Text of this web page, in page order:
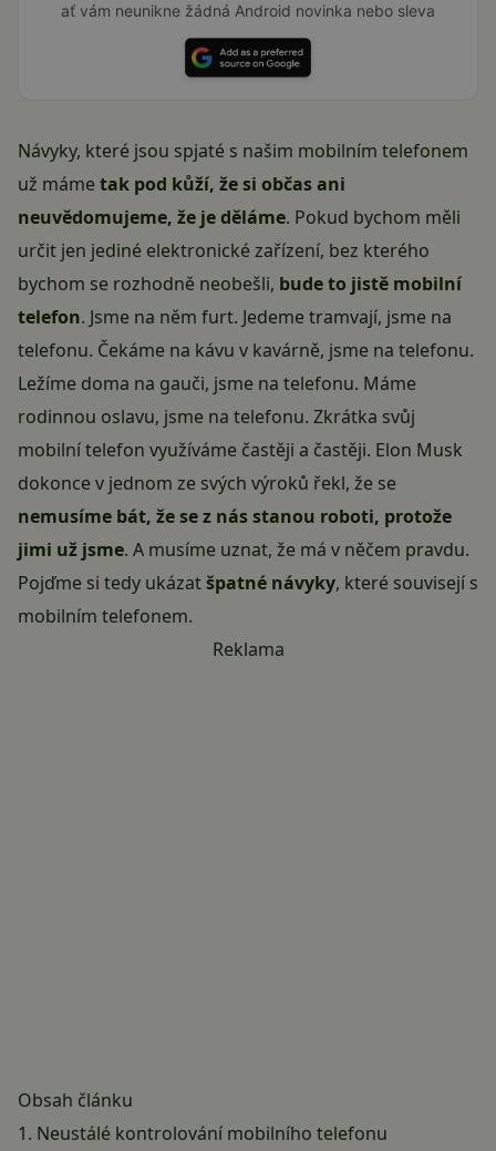
ať vám neunikne žádná Android novinka nebo sleva
Návyky, které jsou spjaté s našim mobilním telefonem
už mámetak pod kůží, že si občas ani
neuvědomujeme, že je děláme. Pokud bychom měli
určit jen jediné elektronické zařízení, bez kterého
bychom se rozhodně neobešli, bude to jistě mobilní
telefon. Jsme na něm furt. Jedeme tramvají, jsme na
telefonu. Čekáme na kávu v kavárně, jsme na telefonu.
Ležíme doma na gauči, jsme na telefonu. Máme
rodinnou oslavu, jsme na telefonu. Zkrátka svůj
mobilní telefon využíváme častěji a častěji. Elon Musk
dokonce v jednom ze svých výroků řekl, že se
nemusíme bát, že se z nás stanou roboti, protože
jimi už jsme. A musíme uznat, že má v něčem pravdu.
Pojďme si tedy ukázatšpatné návyky, které souvisejí s
mobilním telefonem.
Reklama
Obsah článku
1. Neustálé kontrolování mobilního telefonu